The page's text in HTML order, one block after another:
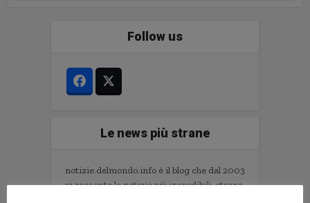
Follow us
Le news più strane
notizie.delmondo.info è il blog che dal 2003
vi racconta le notizie più incredibili, strane,